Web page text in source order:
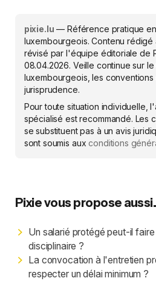
pixie.lu — Référence pratique
luxembourgeois. Contenu
révisé par l'équipe éditoriale de
08.04.2026. Veille continue sur
luxembourgeois, les
jurisprudence.
Pour toute situation individuelle,
spécialisé est recommandé. Les
se substituent pas à un avis
sont soumis auxconditions
Pixie vous propose
Un salarié protégé peut-il
disciplinaire ?
La convocation à l'entretien
respecter un délai minimum ?